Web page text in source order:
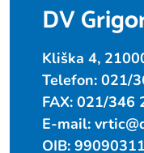
DV
Kliška 4,
Telefon: 021/
FAX: 021/346
E-mail:
OIB: